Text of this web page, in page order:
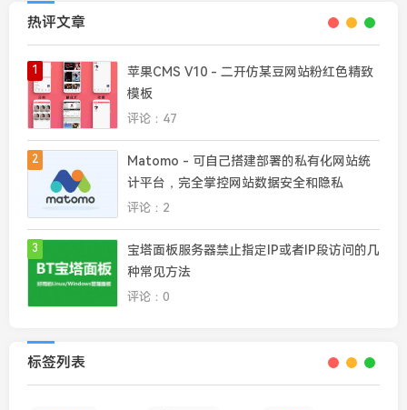
热评文章
1
苹果CMS V10 - 二开仿某豆网站粉红色精致
模板
评论：47
2
Matomo - 可自己搭建部署的私有化网站统
计平台，完全掌控网站数据安全和隐私
评论：2
3
宝塔面板服务器禁止指定IP或者IP段访问的几
种常见方法
评论：0
标签列表